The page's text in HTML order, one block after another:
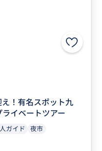
！有名スポット九
イベートツアー
ガイド 夜市